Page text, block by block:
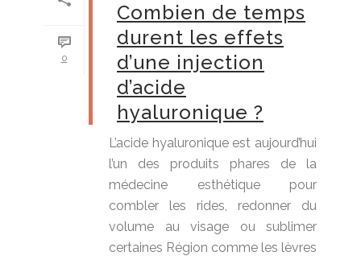
0
Combien de temps
durent les effets
d’une injection
d’acide
hyaluronique ?
L’acide hyaluronique est aujourd’hui
l’un des produits phares de la
médecine esthétique pour
combler les rides, redonner du
volume au visage ou sublimer
certaines Région comme les lèvres